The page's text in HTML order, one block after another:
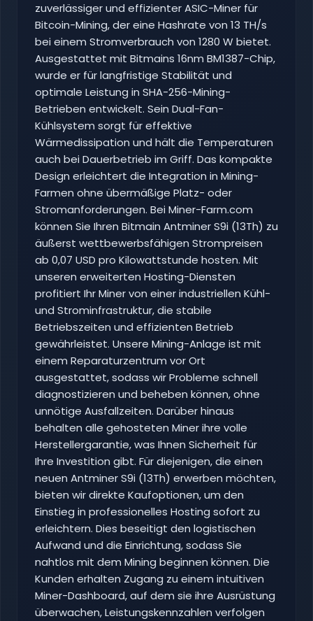
zuverlässiger und effizienter ASIC-Miner für
Bitcoin-Mining, der eine Hashrate von 13 TH/s
bei einem Stromverbrauch von 1280 W bietet.
Ausgestattet mit Bitmains 16nm BM1387-Chip,
wurde er für langfristige Stabilität und
optimale Leistung in SHA-256-Mining-
Betrieben entwickelt. Sein Dual-Fan-
Kühlsystem sorgt für effektive
Wärmedissipation und hält die Temperaturen
auch bei Dauerbetrieb im Griff. Das kompakte
Design erleichtert die Integration in Mining-
Farmen ohne übermäßige Platz- oder
Stromanforderungen. Bei Miner-Farm.com
können Sie Ihren Bitmain Antminer S9i (13Th) zu
äußerst wettbewerbsfähigen Strompreisen
ab 0,07 USD pro Kilowattstunde hosten. Mit
unseren erweiterten Hosting-Diensten
profitiert Ihr Miner von einer industriellen Kühl-
und Strominfrastruktur, die stabile
Betriebszeiten und effizienten Betrieb
gewährleistet. Unsere Mining-Anlage ist mit
einem Reparaturzentrum vor Ort
ausgestattet, sodass wir Probleme schnell
diagnostizieren und beheben können, ohne
unnötige Ausfallzeiten. Darüber hinaus
behalten alle gehosteten Miner ihre volle
Herstellergarantie, was Ihnen Sicherheit für
Ihre Investition gibt. Für diejenigen, die einen
neuen Antminer S9i (13Th) erwerben möchten,
bieten wir direkte Kaufoptionen, um den
Einstieg in professionelles Hosting sofort zu
erleichtern. Dies beseitigt den logistischen
Aufwand und die Einrichtung, sodass Sie
nahtlos mit dem Mining beginnen können. Die
Kunden erhalten Zugang zu einem intuitiven
Miner-Dashboard, auf dem sie ihre Ausrüstung
überwachen, Leistungskennzahlen verfolgen